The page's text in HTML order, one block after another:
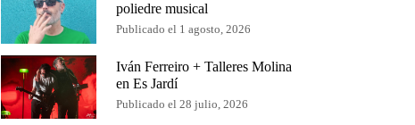
poliedre musical
Publicado el 1 agosto, 2026
Iván Ferreiro + Talleres Molina
en Es Jardí
Publicado el 28 julio, 2026